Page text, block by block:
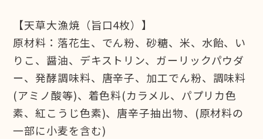
【天草大漁焼（旨口4枚）】
原材料：落花生、でん粉、砂糖、米、水飴、い
りこ、醤油、デキストリン、ガーリックパウダ
ー、発酵調味料、唐辛子、加工でん粉、調味料
(アミノ酸等)、着色料(カラメル、パプリカ色
素、紅こうじ色素)、唐辛子抽出物、(原材料の
一部に小麦を含む)